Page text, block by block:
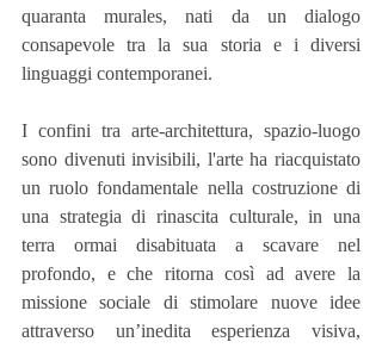
quaranta murales, nati da un dialogo
consapevole tra la sua storia e i diversi
linguaggi contemporanei.
I confini tra arte-architettura, spazio-luogo
sono divenuti invisibili, l'arte ha riacquistato
un ruolo fondamentale nella costruzione di
una strategia di rinascita culturale, in una
terra ormai disabituata a scavare nel
profondo, e che ritorna così ad avere la
missione sociale di stimolare nuove idee
attraverso un’inedita esperienza visiva,